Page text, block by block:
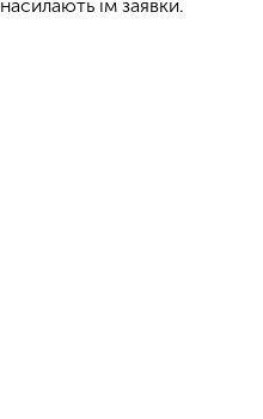
їм заявки.